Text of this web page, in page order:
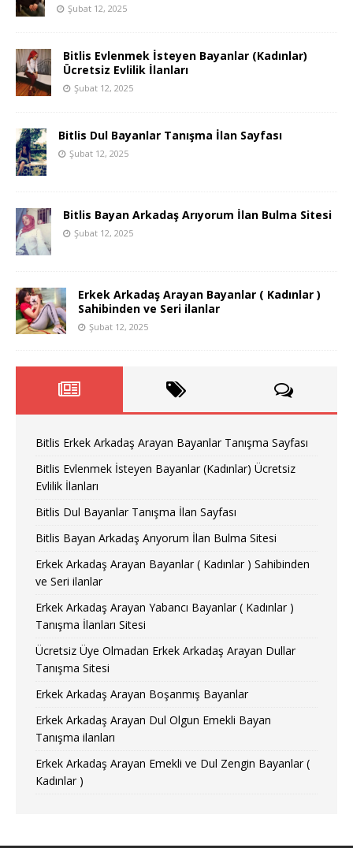
Şubat 12, 2025
Bitlis Evlenmek İsteyen Bayanlar (Kadınlar)
Ücretsiz Evlilik İlanları
Şubat 12, 2025
Bitlis Dul Bayanlar Tanışma İlan Sayfası
Şubat 12, 2025
Bitlis Bayan Arkadaş Arıyorum İlan Bulma Sitesi
Şubat 12, 2025
Erkek Arkadaş Arayan Bayanlar ( Kadınlar )
Sahibinden ve Seri ilanlar
Şubat 12, 2025
Bitlis Erkek Arkadaş Arayan Bayanlar Tanışma Sayfası
Bitlis Evlenmek İsteyen Bayanlar (Kadınlar) Ücretsiz
Evlilik İlanları
Bitlis Dul Bayanlar Tanışma İlan Sayfası
Bitlis Bayan Arkadaş Arıyorum İlan Bulma Sitesi
Erkek Arkadaş Arayan Bayanlar ( Kadınlar ) Sahibinden
ve Seri ilanlar
Erkek Arkadaş Arayan Yabancı Bayanlar ( Kadınlar )
Tanışma İlanları Sitesi
Ücretsiz Üye Olmadan Erkek Arkadaş Arayan Dullar
Tanışma Sitesi
Erkek Arkadaş Arayan Boşanmış Bayanlar
Erkek Arkadaş Arayan Dul Olgun Emekli Bayan
Tanışma ilanları
Erkek Arkadaş Arayan Emekli ve Dul Zengin Bayanlar (
Kadınlar )